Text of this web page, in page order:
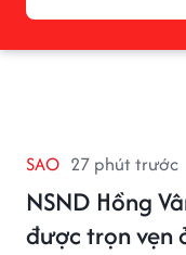
SAO 27 phút trước
NSND Hồng
được trọn vẹn